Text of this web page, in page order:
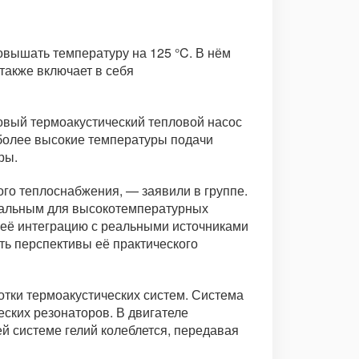
температуру на 125 °C. В нём
включает в себя
термоакустический тепловой насос
высокие температуры подачи
теплоснабжения, — заявили в группе.
для высокотемпературных
интеграцию с реальными источниками
её практического
термоакустических систем. Система
резонаторов. В двигателе
системе гелий колеблется, передавая